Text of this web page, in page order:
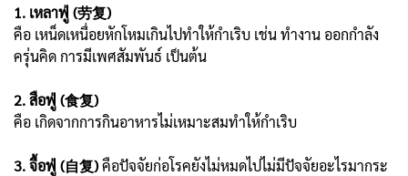
1. เหลาฟู่ (劳复)
คือ เหน็ดเหนื่อยหักโหมเกินไปทำให้กำเริบ เช่น ทำงาน ออกกำลัง
ครุ่นคิด การมีเพศสัมพันธ์ เป็นต้น
2. สือฟู่ (食复)
คือ เกิดจากการกินอาหารไม่เหมาะสมทำให้กำเริบ
3. จื้อฟู่ (自复)คือปัจจัยก่อโรคยังไม่หมดไปไม่มีปัจจัยอะไรมากระ